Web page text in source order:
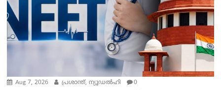
Aug 7, 2026 പ്രശാന്ത്, ന്യൂഡല്‍ഹി 0